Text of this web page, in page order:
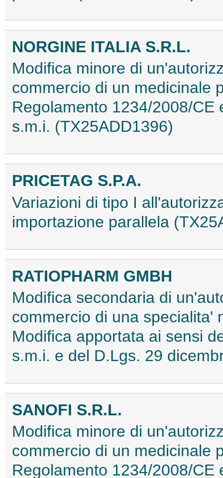
NORGINE ITALIA S.R.L.
Modifica minore di
commercio di un medicinale
Regolamento 1234/2008/
s.m.i. (TX25ADD1396)
PRICETAG S.P.A.
Variazioni di tipo I
importazione parallela
RATIOPHARM GMBH
Modifica secondaria di
commercio di una specialita'
Modifica apportata ai sensi
s.m.i. e del D.Lgs. 29
SANOFI S.R.L.
Modifica minore di
commercio di un medicinale
Regolamento 1234/2008/